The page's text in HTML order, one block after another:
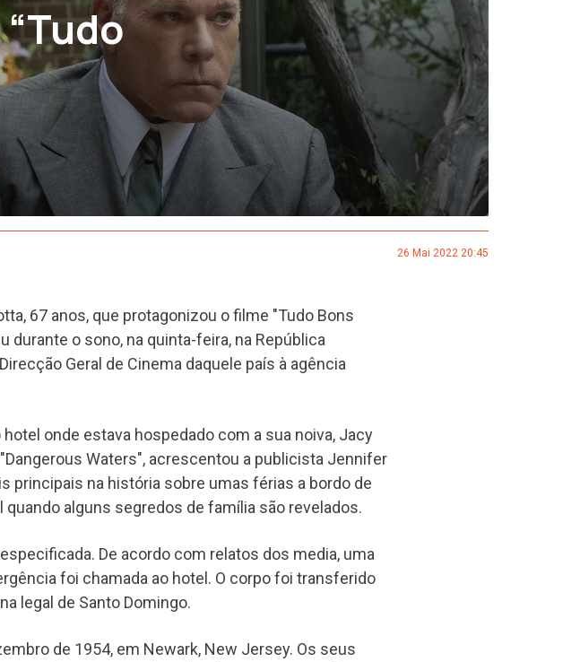
26 Mai 2022 20:45
67 anos, que protagonizou o filme "Tudo Bons
durante o sono, na quinta-feira, na República
Geral de Cinema daquele país à agência
onde estava hospedado com a sua noiva, Jacy
Waters", acrescentou a publicista Jennifer
principais na história sobre umas férias a bordo de
alguns segredos de família são revelados.
De acordo com relatos dos media, uma
foi chamada ao hotel. O corpo foi transferido
legal de Santo Domingo.
de 1954, em Newark, New Jersey. Os seus